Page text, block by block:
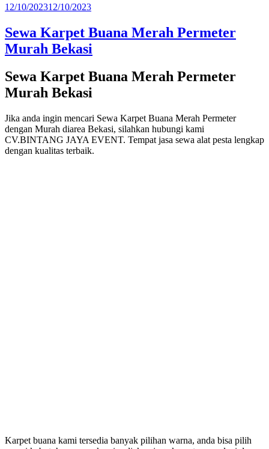
Diposkan
12/10/202312/10/2023
Sewa Karpet Buana Merah Permeter
Murah Bekasi
Sewa Karpet Buana Merah Permeter
Murah Bekasi
Jika anda ingin mencari Sewa Karpet Buana Merah Permeter
dengan Murah diarea Bekasi, silahkan hubungi kami
CV.BINTANG JAYA EVENT. Tempat jasa sewa alat pesta lengkap
dengan kualitas terbaik.
Karpet buana kami tersedia banyak pilihan warna, anda bisa pilih